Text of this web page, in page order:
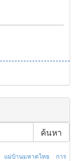
ค้นหา
แม่บ้านมหาดไทย
การ